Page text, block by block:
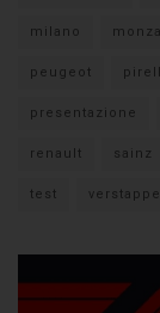
milano monza
peugeot
presentazione
renault sainz
test